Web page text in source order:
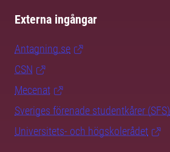
Externa ingångar
Antagning.se
CSN
Mecenat
Sveriges förenade studentkårer (SFS)
Universitets- och högskolerådet